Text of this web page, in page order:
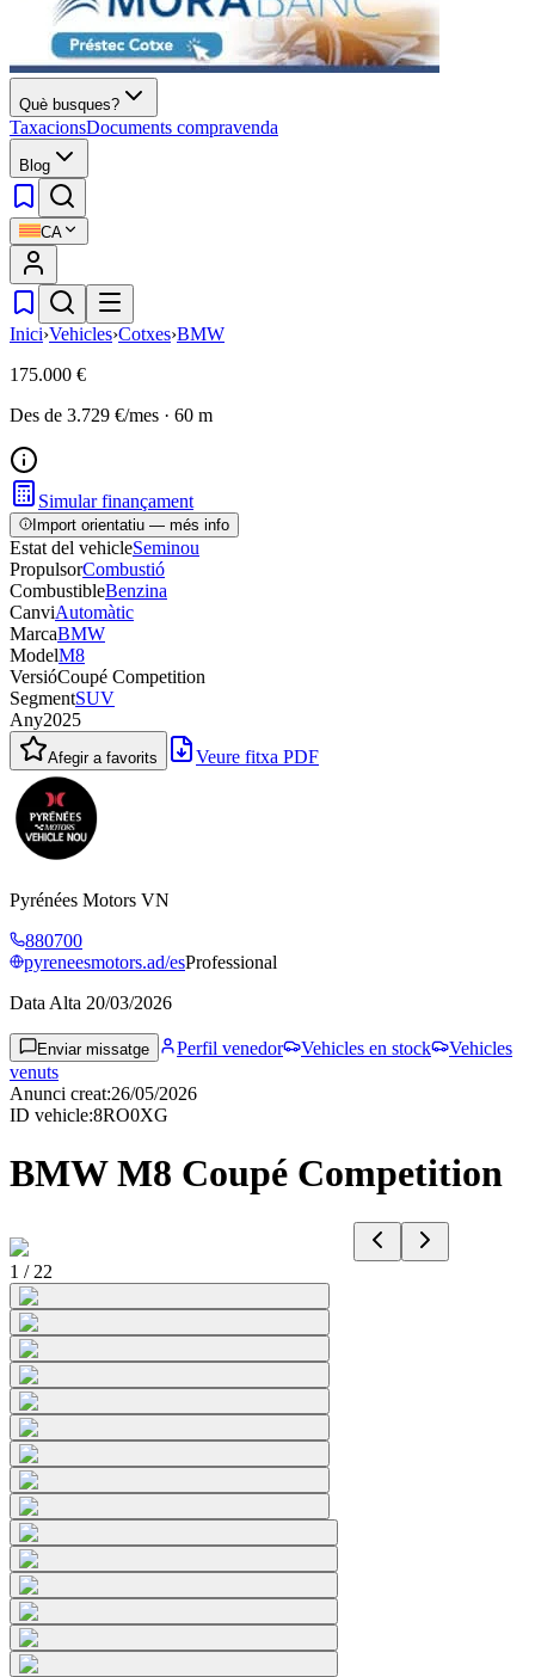
Què busques?
TaxacionsDocuments compravenda
Blog
CA
Inici›Vehicles›Cotxes›BMW
175.000 €
Des de 3.729 €/mes · 60 m
Simular finançament
Import orientatiu — més info
Estat del vehicleSeminou
PropulsorCombustió
CombustibleBenzina
CanviAutomàtic
MarcaBMW
ModelM8
VersióCoupé Competition
SegmentSUV
Any2025
Afegir a favorits Veure fitxa PDF
Pyrénées Motors VN
880700
pyreneesmotors.ad/esProfessional
Data Alta 20/03/2026
Enviar missatge Perfil venedor Vehicles en stock
Vehicles
venuts
Anunci creat:26/05/2026
ID vehicle:8RO0XG
BMW M8 Coupé Competition
1 / 22